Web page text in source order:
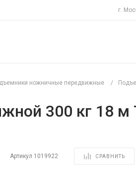
г.
ножничные передвижные /
300 кг 18 м
Артикул 1019922 СРАВНИТЬ